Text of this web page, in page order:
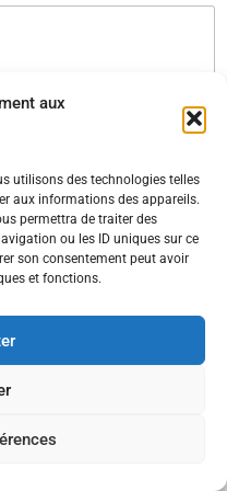
aux
utilisons des technologies telles
aux informations des appareils.
permettra de traiter des
ou les ID uniques sur ce
son consentement peut avoir
et fonctions.
Dz